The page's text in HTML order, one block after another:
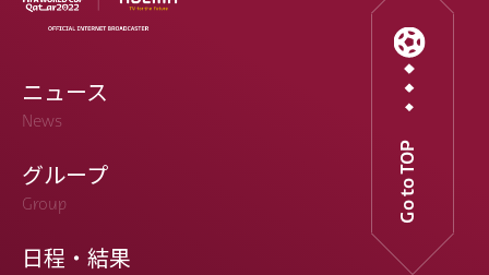
ニュース
News
グループ
Group
日程・結果
Go to TOP